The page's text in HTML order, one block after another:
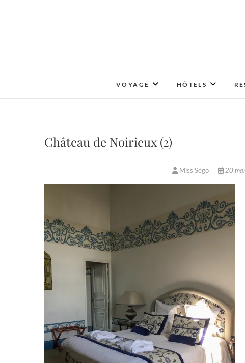
VOYAGE HÔTELS
Château de Noirieux (2)
Miss Ségo 20